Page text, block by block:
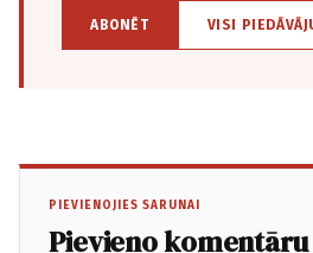
ABONĒT VISI
PIEVIENOJIES SARUNAI
Pievieno komentāru